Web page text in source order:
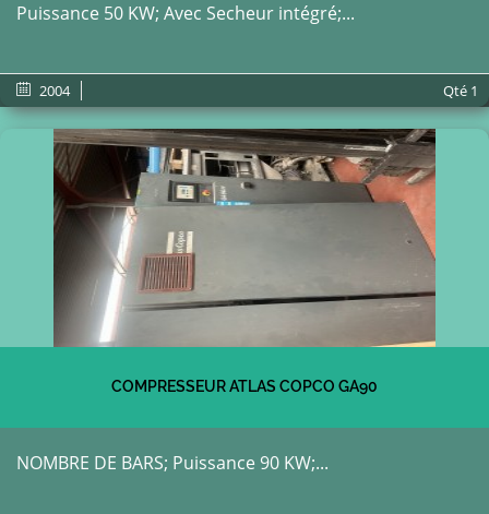
Puissance 50 KW; Avec Secheur intégré;...
2004 Qté 1
COMPRESSEUR ATLAS COPCO GA90
NOMBRE DE BARS; Puissance 90 KW;...